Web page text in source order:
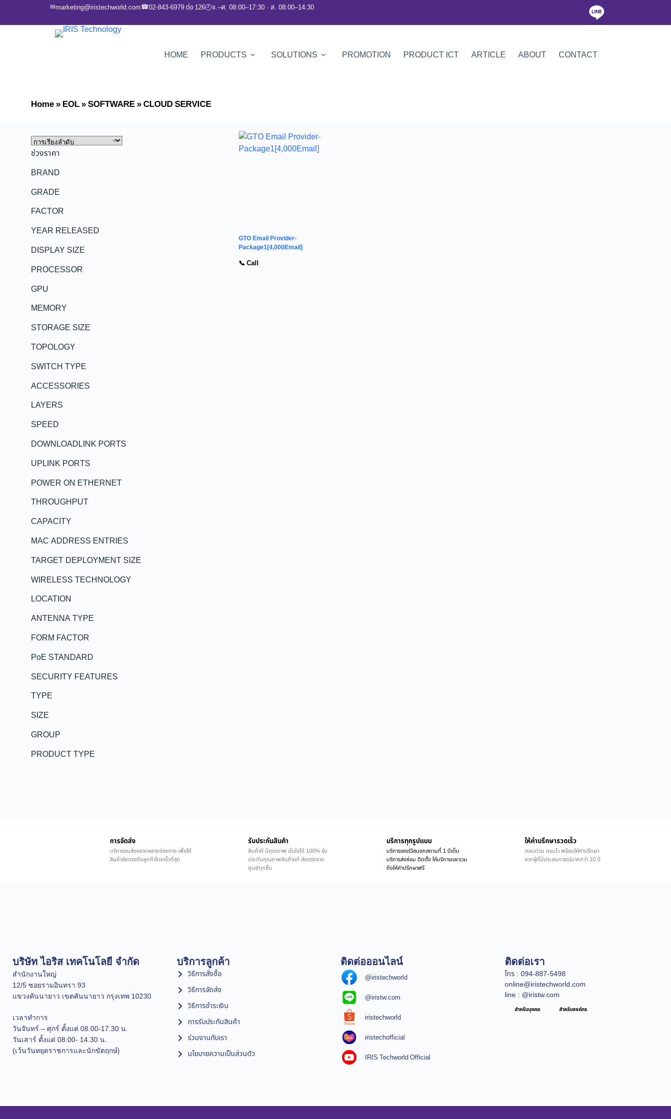
✉marketing@iristechworld.com☎02-843-6979 ต่อ 126🕘จ.–ศ. 08:00–17:30 · ส. 08:00–14:30
HOME PRODUCTS SOLUTIONS PROMOTION PRODUCT ICT ARTICLE ABOUT CONTACT
Home»EOL»SOFTWARE»CLOUD SERVICE
ช่วงราคา
BRAND
GRADE
FACTOR
YEAR RELEASED
DISPLAY SIZE
PROCESSOR
GPU
MEMORY
STORAGE SIZE
TOPOLOGY
SWITCH TYPE
ACCESSORIES
LAYERS
SPEED
DOWNLOADLINK PORTS
UPLINK PORTS
POWER ON ETHERNET
THROUGHPUT
CAPACITY
MAC ADDRESS ENTRIES
TARGET DEPLOYMENT SIZE
WIRELESS TECHNOLOGY
LOCATION
ANTENNA TYPE
FORM FACTOR
PoE STANDARD
SECURITY FEATURES
TYPE
SIZE
GROUP
PRODUCT TYPE
GTO Email Provider-
Package1[4,000Email]
📞 Call
การจัดส่ง
บริการขนส่งหลากหลายช่องทาง เพื่อให้
สินค้าส่งตรงถึงลูกค้าโดยเร็วที่สุด
รับประกันสินค้า
สินค้าดี มีคุณภาพ มั่นใจได้ 100% รับ
ประกันคุณภาพสินค้าแท้ ส่งตรงจาก
ศูนย์ทุกชิ้น
บริการทุกรูปแบบ
บริการเซอร์วิสนอกสถานที่ 1 ปีเต็ม
บริการส่งซ่อม ติดตั้ง ให้บริการและรวม
ถึงให้คำปรึกษาฟรี
ให้คำบรึกษารวดเร็ว
ตอบด่วน ตอบไว พร้อมให้คำปรึกษา
จากผู้ที่มีประสบการณ์มากกว่า 10 ปี
บริษัท ไอริส เทคโนโลยี จำกัด
สำนักงานใหญ่
12/5 ซอยรามอินทรา 93
แขวงคันนายาว เขตคันนายาว กรุงเทพ 10230
เวลาทำการ
วันจันทร์ – ศุกร์ ตั้งแต่ 08.00-17.30 น.
วันเสาร์ ตั้งแต่ 08.00- 14.30 น.
(เว้นวันหยุดราชการและนักขัตฤกษ์)
บริการลูกค้า
วิธีการสั่งซื้อ
วิธีการจัดส่ง
วิธีการชำระเงิน
การรับประกันสินค้า
ร่วมงานกับเรา
นโยบายความเป็นส่วนตัว
ติดต่อออนไลน์
@iristechworld
@iristw.com
iristechworld
iristechofficial
IRIS Techworld Official
ติดต่อเรา
โทร : 094-887-5498
online@iristechworld.com
line : @iristw.com
สำหรับบุคคล สำหรับองค์กร